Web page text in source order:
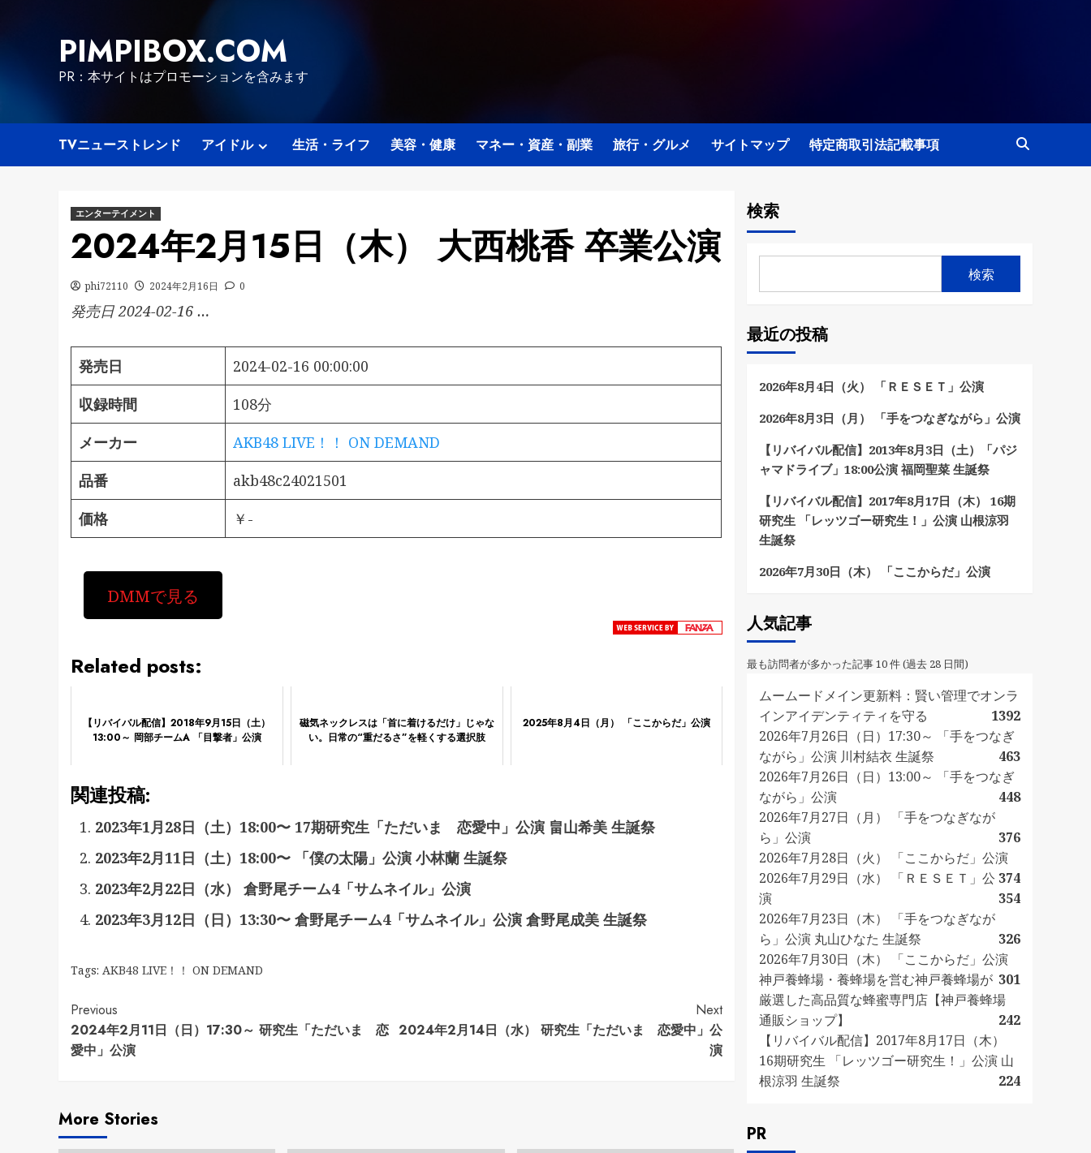
PIMPIBOX.COM
PR：本サイトはプロモーションを含みます
TVニューストレンド アイドル 生活・ライフ 美容・健康 マネー・資産・副業 旅行・グルメ サイトマップ 特定商取引法記載事項
エンターテイメント
2024年2月15日（木） 大西桃香 卒業公演
phi72110 2024年2月16日 0
発売日 2024-02-16 …
発売日
2024-02-16 00:00:00
収録時間
108分
メーカー
AKB48 LIVE！！ ON DEMAND
品番
akb48c24021501
価格
￥-
DMMで見る
Related posts:
【リバイバル配信】2018年9月15日（土）
13:00～ 岡部チームA 「目撃者」公演
磁気ネックレスは「首に着けるだけ」じゃな
い。日常の“重だるさ”を軽くする選択肢
2025年8月4日（月） 「ここからだ」公演
関連投稿:
2023年1月28日（土）18:00〜 17期研究生「ただいま 恋愛中」公演 畠山希美 生誕祭
2023年2月11日（土）18:00〜 「僕の太陽」公演 小林蘭 生誕祭
2023年2月22日（水） 倉野尾チーム4「サムネイル」公演
2023年3月12日（日）13:30〜 倉野尾チーム4「サムネイル」公演 倉野尾成美 生誕祭
Tags: AKB48 LIVE！！ ON DEMAND
Continue
Reading
Previous
2024年2月11日（日）17:30～ 研究生「ただいま 恋
愛中」公演
Next
2024年2月14日（水） 研究生「ただいま 恋愛中」公
演
More Stories
検索
検索
最近の投稿
2026年8月4日（火） 「ＲＥＳＥＴ」公演
2026年8月3日（月） 「手をつなぎながら」公演
【リバイバル配信】2013年8月3日（土）「パジ
ャマドライブ」18:00公演 福岡聖菜 生誕祭
【リバイバル配信】2017年8月17日（木） 16期
研究生 「レッツゴー研究生！」公演 山根涼羽
生誕祭
2026年7月30日（木） 「ここからだ」公演
人気記事
最も訪問者が多かった記事 10 件 (過去 28 日間)
ムームードメイン更新料：賢い管理でオンラ
インアイデンティティを守る
1392
2026年7月26日（日）17:30～ 「手をつなぎ
ながら」公演 川村結衣 生誕祭
463
2026年7月26日（日）13:00～ 「手をつなぎ
ながら」公演
448
2026年7月27日（月） 「手をつなぎなが
ら」公演
376
2026年7月28日（火） 「ここからだ」公演
374
2026年7月29日（水） 「ＲＥＳＥＴ」公
演
354
2026年7月23日（木） 「手をつなぎなが
ら」公演 丸山ひなた 生誕祭
326
2026年7月30日（木） 「ここからだ」公演
301
神戸養蜂場・養蜂場を営む神戸養蜂場が
厳選した高品質な蜂蜜専門店【神戸養蜂場
通販ショップ】
242
【リバイバル配信】2017年8月17日（木）
16期研究生 「レッツゴー研究生！」公演 山
根涼羽 生誕祭
224
PR